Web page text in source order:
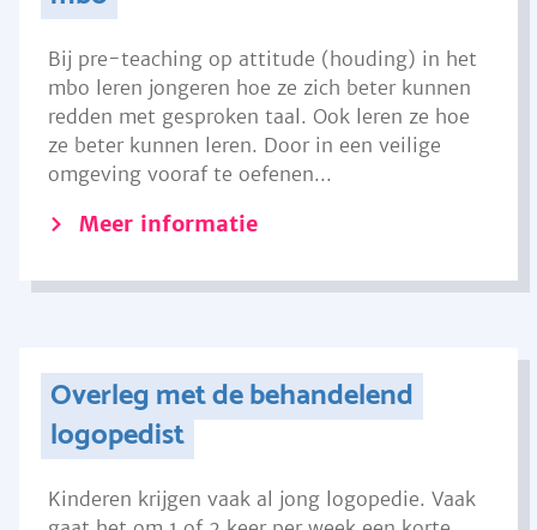
Bij pre-teaching op attitude (houding) in het
mbo leren jongeren hoe ze zich beter kunnen
redden met gesproken taal. Ook leren ze hoe
ze beter kunnen leren. Door in een veilige
omgeving vooraf te oefenen...
Meer informatie
Overleg met de behandelend
logopedist
Kinderen krijgen vaak al jong logopedie. Vaak